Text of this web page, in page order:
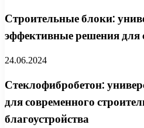
Строительные блоки:
эффективные решения для
24.06.2024
Стеклофибробетон:
для современного
благоустройства